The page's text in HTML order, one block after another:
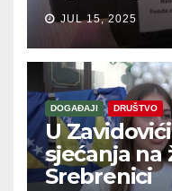
JUL 15, 2025
DOGAĐAJI DRUŠTVO
U
sjećanja na
Srebrenici